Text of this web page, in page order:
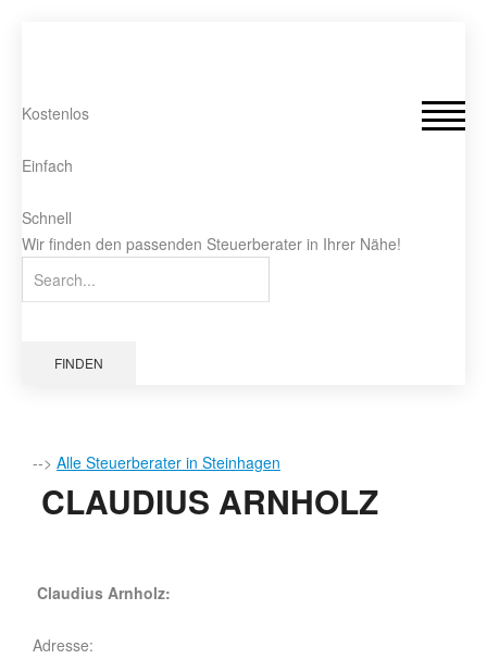
Kostenlos
Einfach
Schnell
Wir finden den passenden Steuerberater in Ihrer Nähe!
FINDEN
--> Alle Steuerberater in Steinhagen
CLAUDIUS ARNHOLZ
Claudius Arnholz:
Adresse: